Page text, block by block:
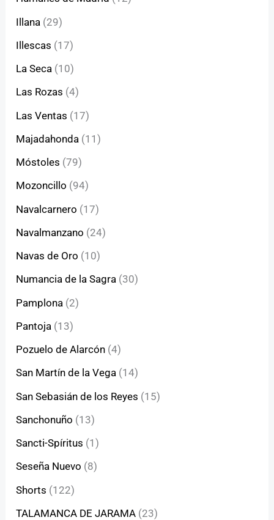
Illana (29)
Illescas (17)
La Seca (10)
Las Rozas (4)
Las Ventas (17)
Majadahonda (11)
Móstoles (79)
Mozoncillo (94)
Navalcarnero (17)
Navalmanzano (24)
Navas de Oro (10)
Numancia de la Sagra (30)
Pamplona (2)
Pantoja (13)
Pozuelo de Alarcón (4)
San Martín de la Vega (14)
San Sebasián de los Reyes (15)
Sanchonuño (13)
Sancti-Spíritus (1)
Seseña Nuevo (8)
Shorts (122)
TALAMANCA DE JARAMA (23)